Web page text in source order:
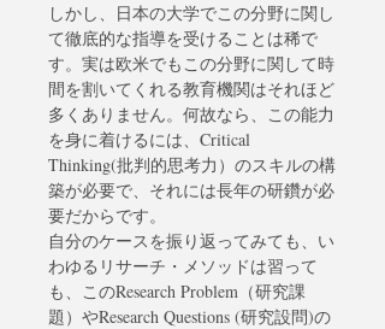
しかし、日本の大学でこの分野に関し
て徹底的な指導を受けることは稀で
す。実は欧米でもこの分野に関して時
間を割いてくれる教育機関はそれほど
多くありません。何故なら、この能力
を身に着けるには、Critical
Thinking(批判的思考力）のスキルの構
築が必要で、それには長年の研鑽が必
要だからです。
自分のケースを振り返ってみても、い
わゆるリサーチ・メソッドは習って
も、このResearch Problem（研究課
題）やResearch Questions (研究設問)の